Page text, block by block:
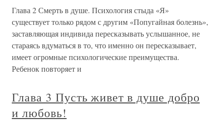
Глава 2 Смерть в душе. Психология стыда «Я»
существует только рядом с другим «Попугайная болезнь»,
заставляющая индивида пересказывать услышанное, не
стараясь вдуматься в то, что именно он пересказывает,
имеет огромные психологические преимущества.
Ребенок повторяет и
Глава 3 Пусть живет в душе добро
и любовь!